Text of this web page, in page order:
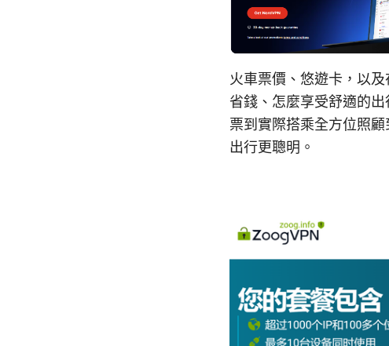
火車票價、悠遊卡，以
省錢、怎麼享受舒適的
票到實際搭乘全方位照
出行更聰明。